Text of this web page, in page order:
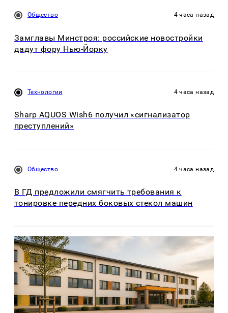
Общество 4 часа назад
Замглавы Минстроя: российские новостройки
дадут фору Нью-Йорку
Технологии 4 часа назад
Sharp AQUOS Wish6 получил «сигнализатор
преступлений»
Общество 4 часа назад
В ГД предложили смягчить требования к
тонировке передних боковых стекол машин